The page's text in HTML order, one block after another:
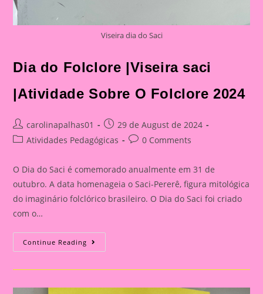
Viseira dia do Saci
Dia do Folclore |Viseira saci
|Atividade Sobre O Folclore 2024
Post
author:
carolinapalhas01
Post
published:
29 de August de 2024
PostAtividades Pedagógicas
Post0 Comments
O Dia do Saci é comemorado anualmente em 31 de
outubro. A data homenageia o Saci-Pererê, figura mitológica
do imaginário folclórico brasileiro. O Dia do Saci foi criado
com o…
Continue Reading Dia
Do
|Viseira